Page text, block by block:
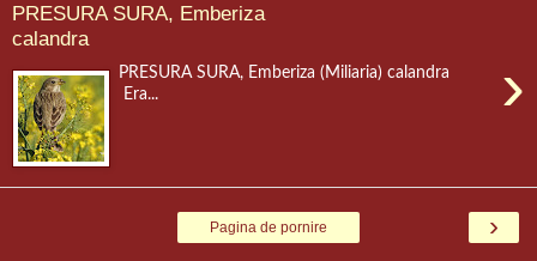
PRESURA SURA, Emberiza
calandra
›
PRESURA SURA, Emberiza (Miliaria) calandra
Era...
›
Pagina de pornire